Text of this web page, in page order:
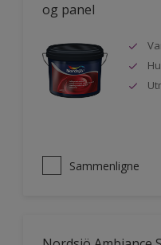
og panel
Sammenligne